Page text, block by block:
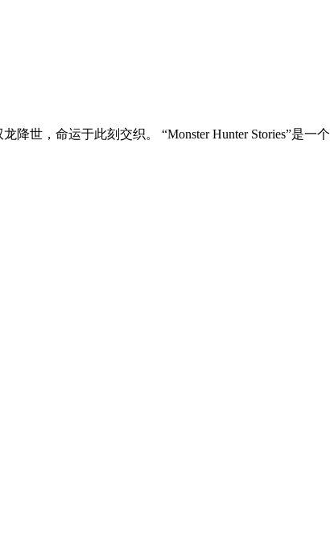
龙降世，命运于此刻交织。 “Monster Hunter Stories”